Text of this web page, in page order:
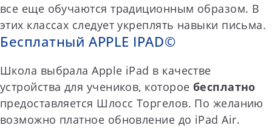
все еще обучаются традиционным образом. В
этих классах следует укреплять навыки письма.
Бесплатный APPLE IPAD©
Школа выбрала Apple iPad в качестве
устройства для учеников, которое бесплатно
предоставляется Шлосс Торгелов. По желанию
возможно платное обновление до iPad Air.